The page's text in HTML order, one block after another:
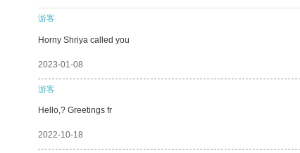
游客
Horny Shriya called you
2023-01-08
游客
Hello,? Greetings fr
2022-10-18